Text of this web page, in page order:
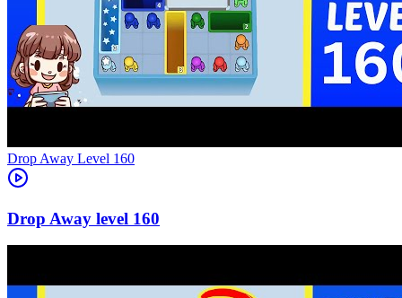
Level 160
160